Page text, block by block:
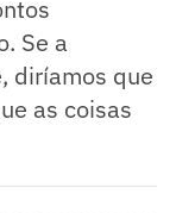
Se a
diríamos que
as coisas